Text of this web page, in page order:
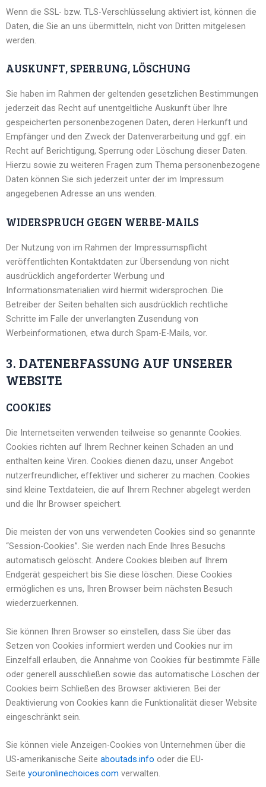
Wenn die SSL- bzw. TLS-Verschlüsselung aktiviert ist, können die
Daten, die Sie an uns übermitteln, nicht von Dritten mitgelesen
werden.
AUSKUNFT, SPERRUNG, LÖSCHUNG
Sie haben im Rahmen der geltenden gesetzlichen Bestimmungen
jederzeit das Recht auf unentgeltliche Auskunft über Ihre
gespeicherten personenbezogenen Daten, deren Herkunft und
Empfänger und den Zweck der Datenverarbeitung und ggf. ein
Recht auf Berichtigung, Sperrung oder Löschung dieser Daten.
Hierzu sowie zu weiteren Fragen zum Thema personenbezogene
Daten können Sie sich jederzeit unter der im Impressum
angegebenen Adresse an uns wenden.
WIDERSPRUCH GEGEN WERBE-MAILS
Der Nutzung von im Rahmen der Impressumspflicht
veröffentlichten Kontaktdaten zur Übersendung von nicht
ausdrücklich angeforderter Werbung und
Informationsmaterialien wird hiermit widersprochen. Die
Betreiber der Seiten behalten sich ausdrücklich rechtliche
Schritte im Falle der unverlangten Zusendung von
Werbeinformationen, etwa durch Spam-E-Mails, vor.
3. DATENERFASSUNG AUF UNSERER
WEBSITE
COOKIES
Die Internetseiten verwenden teilweise so genannte Cookies.
Cookies richten auf Ihrem Rechner keinen Schaden an und
enthalten keine Viren. Cookies dienen dazu, unser Angebot
nutzerfreundlicher, effektiver und sicherer zu machen. Cookies
sind kleine Textdateien, die auf Ihrem Rechner abgelegt werden
und die Ihr Browser speichert.
Die meisten der von uns verwendeten Cookies sind so genannte
“Session-Cookies”. Sie werden nach Ende Ihres Besuchs
automatisch gelöscht. Andere Cookies bleiben auf Ihrem
Endgerät gespeichert bis Sie diese löschen. Diese Cookies
ermöglichen es uns, Ihren Browser beim nächsten Besuch
wiederzuerkennen.
Sie können Ihren Browser so einstellen, dass Sie über das
Setzen von Cookies informiert werden und Cookies nur im
Einzelfall erlauben, die Annahme von Cookies für bestimmte Fälle
oder generell ausschließen sowie das automatische Löschen der
Cookies beim Schließen des Browser aktivieren. Bei der
Deaktivierung von Cookies kann die Funktionalität dieser Website
eingeschränkt sein.
Sie können viele Anzeigen-Cookies von Unternehmen über die
US-amerikanische Seite aboutads.info oder die EU-
Seite youronlinechoices.com verwalten.